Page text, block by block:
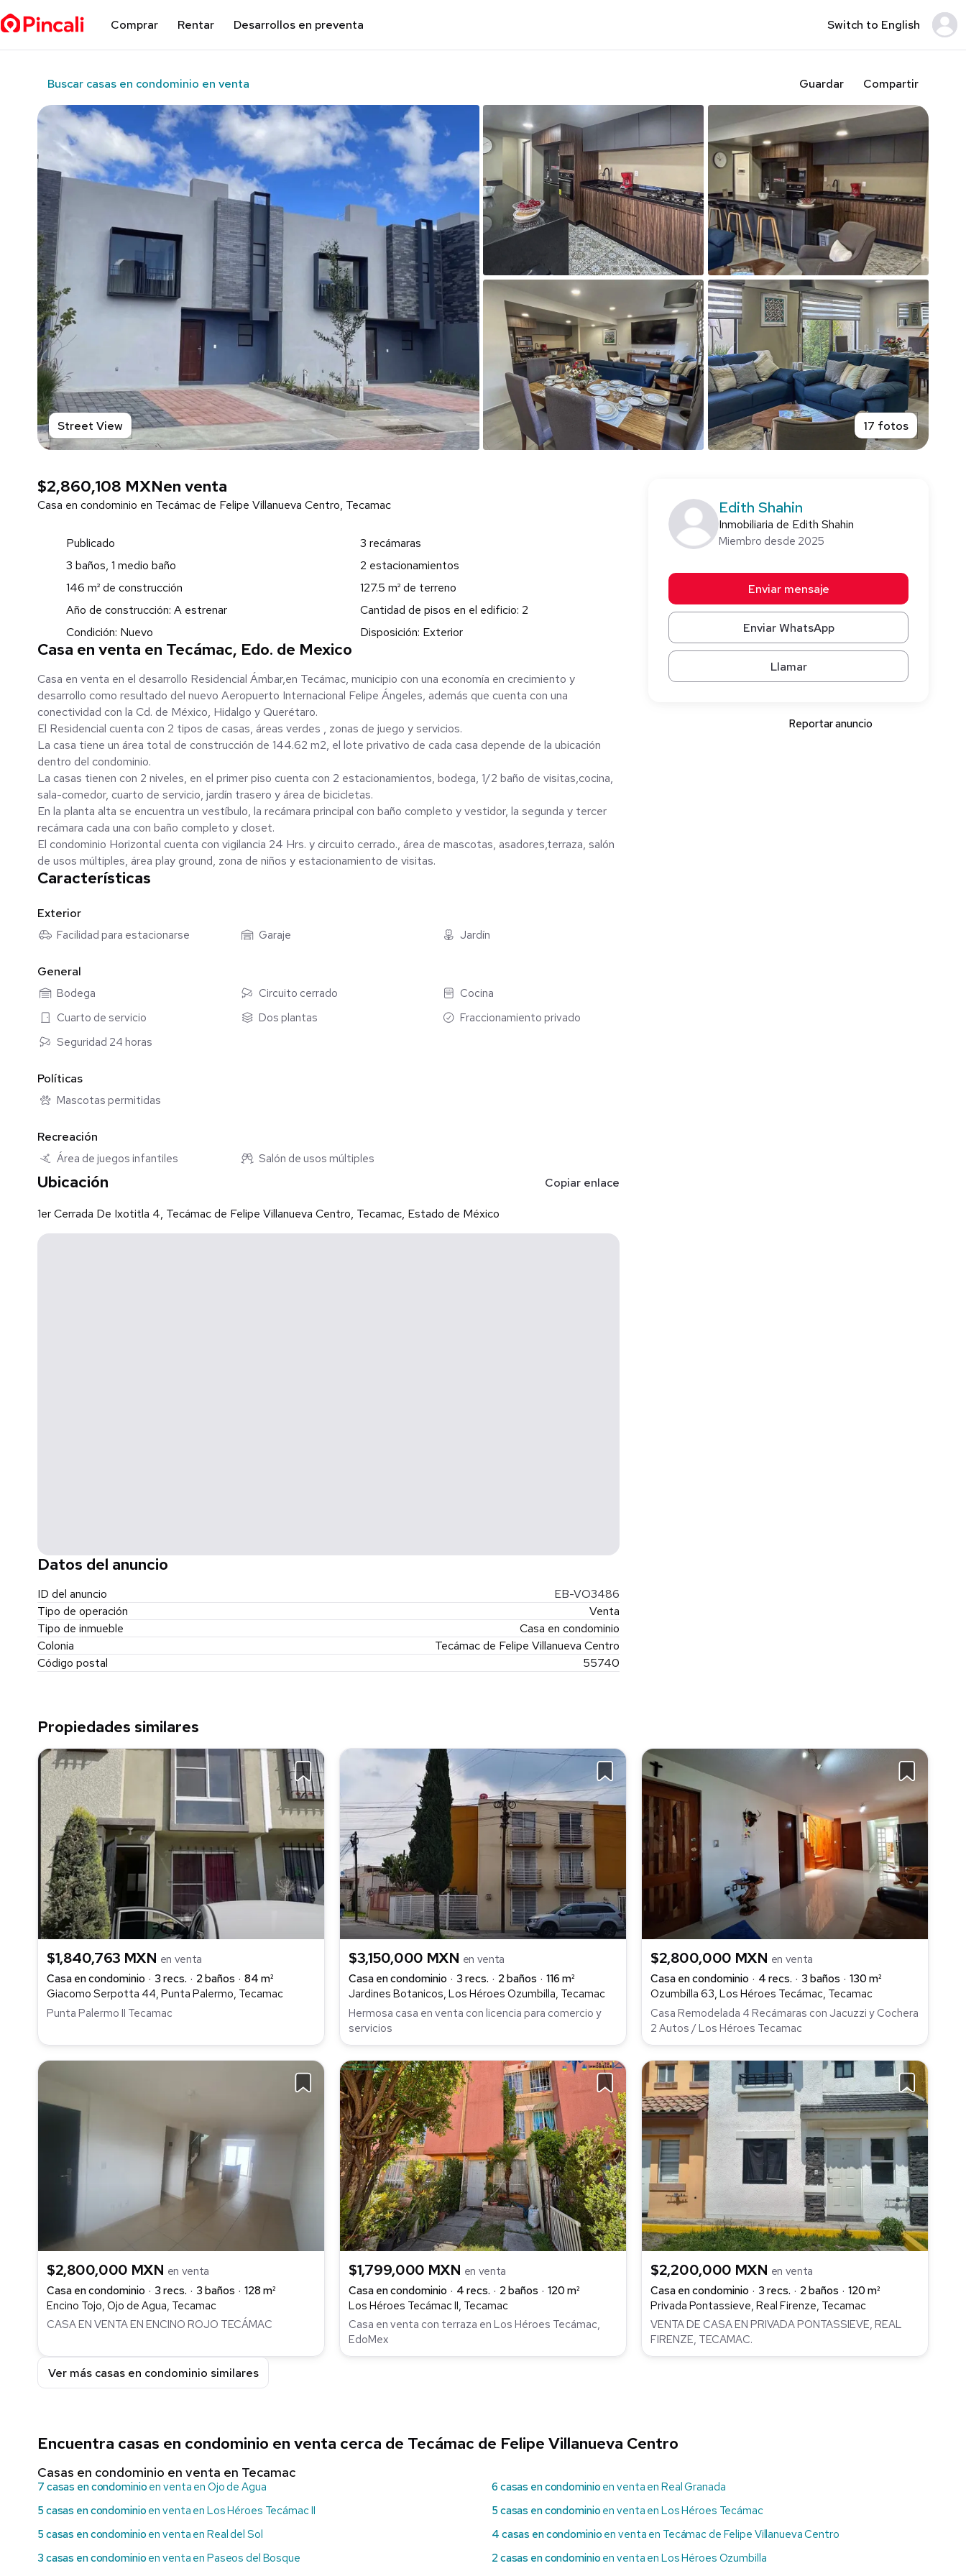
Comprar Rentar Desarrollos en preventa Switch to English
Buscar casas en condominio en venta Guardar Compartir
Street View 17 fotos
$2,860,108 MXNen venta
Casa en condominio en Tecámac de Felipe Villanueva Centro, Tecamac
Publicado
3 recámaras
3 baños, 1 medio baño
2 estacionamientos
146 m² de construcción
127.5 m² de terreno
Año de construcción: A estrenar
Cantidad de pisos en el edificio: 2
Condición: Nuevo
Disposición: Exterior
Casa en venta en Tecámac, Edo. de Mexico
Casa en venta en el desarrollo Residencial Ámbar,en Tecámac, municipio con una economía en crecimiento y
desarrollo como resultado del nuevo Aeropuerto Internacional Felipe Ángeles, además que cuenta con una
conectividad con la Cd. de México, Hidalgo y Querétaro.
El Residencial cuenta con 2 tipos de casas, áreas verdes , zonas de juego y servicios.
La casa tiene un área total de construcción de 144.62 m2, el lote privativo de cada casa depende de la ubicación
dentro del condominio.
La casas tienen con 2 niveles, en el primer piso cuenta con 2 estacionamientos, bodega, 1/2 baño de visitas,cocina,
sala-comedor, cuarto de servicio, jardín trasero y área de bicicletas.
En la planta alta se encuentra un vestíbulo, la recámara principal con baño completo y vestidor, la segunda y tercer
recámara cada una con baño completo y closet.
El condominio Horizontal cuenta con vigilancia 24 Hrs. y circuito cerrado., área de mascotas, asadores,terraza, salón
de usos múltiples, área play ground, zona de niños y estacionamiento de visitas.
Características
Exterior
Facilidad para estacionarse Garaje Jardín
General
Bodega Circuito cerrado
Cocina
Cuarto de servicio
Dos plantas
Fraccionamiento privado
Seguridad 24 horas
Políticas
Mascotas permitidas
Recreación
Área de juegos infantiles Salón de usos múltiples
Ubicación Copiar enlace
1er Cerrada De Ixotitla 4, Tecámac de Felipe Villanueva Centro, Tecamac, Estado de México
Datos del anuncio
ID del anuncio
EB-VO3486
Tipo de operación
Venta
Tipo de inmueble
Casa en condominio
Colonia
Tecámac de Felipe Villanueva Centro
Código postal
55740
Edith Shahin
Inmobiliaria de Edith Shahin
Miembro desde 2025
Enviar mensaje
Enviar WhatsApp
Llamar
Reportar anuncio
Propiedades similares
$1,840,763 MXN en venta
Casa en condominio
3 recs. 2 baños
84 m²
Giacomo Serpotta 44, Punta Palermo, Tecamac
Punta Palermo II Tecamac
$3,150,000 MXN en venta
Casa en condominio
3 recs. 2 baños
116 m²
Jardines Botanicos, Los Héroes Ozumbilla, Tecamac
Hermosa casa en venta con licencia para comercio y
servicios
$2,800,000 MXN en venta
Casa en condominio
4 recs. 3 baños
130 m²
Ozumbilla 63, Los Héroes Tecámac, Tecamac
Casa Remodelada 4 Recámaras con Jacuzzi y Cochera
2 Autos / Los Héroes Tecamac
$2,800,000 MXN en venta
Casa en condominio
3 recs. 3 baños
128 m²
Encino Tojo, Ojo de Agua, Tecamac
CASA EN VENTA EN ENCINO ROJO TECÁMAC
$1,799,000 MXN en venta
Casa en condominio
4 recs. 2 baños
120 m²
Los Héroes Tecámac II, Tecamac
Casa en venta con terraza en Los Héroes Tecámac,
EdoMex
$2,200,000 MXN en venta
Casa en condominio
3 recs. 2 baños
120 m²
Privada Pontassieve, Real Firenze, Tecamac
VENTA DE CASA EN PRIVADA PONTASSIEVE, REAL
FIRENZE, TECAMAC.
Ver más casas en condominio similares
Encuentra casas en condominio en venta cerca de Tecámac de Felipe Villanueva Centro
Casas en condominio en venta en Tecamac
7 casas en condominio en venta en Ojo de Agua 6 casas en condominio en venta en Real Granada
5 casas en condominio en venta en Los Héroes Tecámac II 5 casas en condominio en venta en Los Héroes Tecámac
5 casas en condominio en venta en Real del Sol 4 casas en condominio en venta en Tecámac de Felipe Villanueva Centro
3 casas en condominio en venta en Paseos del Bosque 2 casas en condominio en venta en Los Héroes Ozumbilla